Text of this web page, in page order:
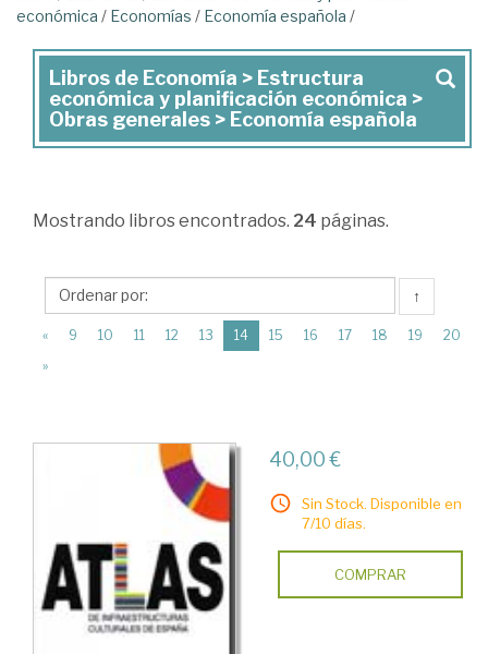
económica / Economías / Economía española /
Libros
de
Economía
Estructura
y
planificación
económica
generales
española
Libros de Economía > Estructura
económica y planificación económica >
Obras generales > Economía española
Mostrando libros encontrados. 24 páginas.
↑
« 9 10 11 12 13 14(current)
15 16 17 18 19
20
»
40,00 €
Sin Stock. Disponible en
7/10 días.
COMPRAR